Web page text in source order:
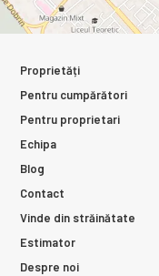
Proprietăți
Pentru cumpărători
Pentru proprietari
Echipa
Blog
Contact
Vinde din străinătate
Estimator
Despre noi